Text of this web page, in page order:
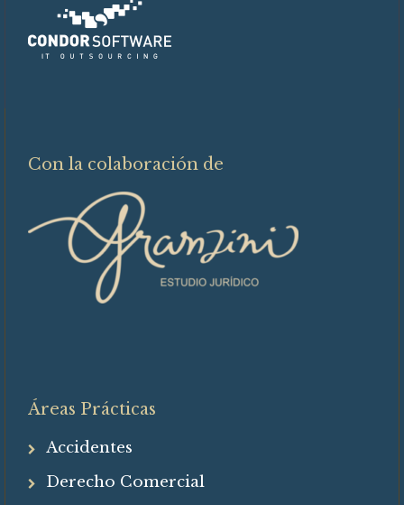
Con la colaboración de
Áreas Prácticas
Accidentes
Derecho Comercial